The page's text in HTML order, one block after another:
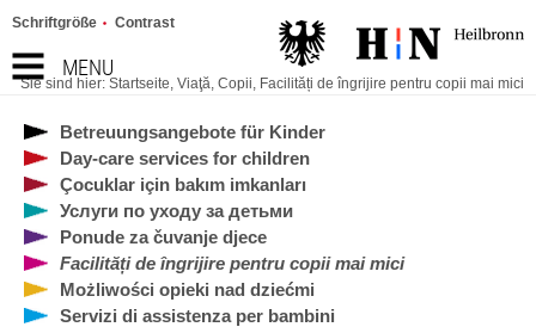
MENU
Schriftgröße Contrast
Sie sind hier: Startseite, Viaţă, Copii, Facilități de îngrijire pentru copii mai mici
Betreuungsangebote für Kinder
Day-care services for children
Çocuklar için bakım imkanları
Услуги по уходу за детьми
Ponude za čuvanje djece
Facilități de îngrijire pentru copii mai mici
Możliwości opieki nad dziećmi
Servizi di assistenza per bambini